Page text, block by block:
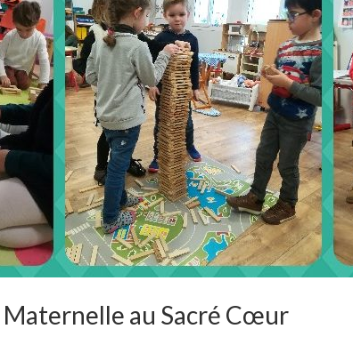
Maternelle au Sacré Cœur